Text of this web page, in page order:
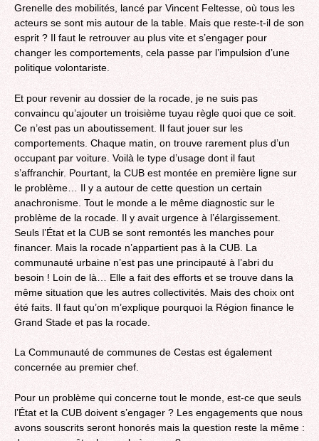
Grenelle des mobilités, lancé par Vincent Feltesse, où tous les
acteurs se sont mis autour de la table. Mais que reste-t-il de son
esprit ? Il faut le retrouver au plus vite et s’engager pour
changer les comportements, cela passe par l’impulsion d’une
politique volontariste.
Et pour revenir au dossier de la rocade, je ne suis pas
convaincu qu’ajouter un troisième tuyau règle quoi que ce soit.
Ce n’est pas un aboutissement. Il faut jouer sur les
comportements. Chaque matin, on trouve rarement plus d’un
occupant par voiture. Voilà le type d’usage dont il faut
s’affranchir. Pourtant, la CUB est montée en première ligne sur
le problème… Il y a autour de cette question un certain
anachronisme. Tout le monde a le même diagnostic sur le
problème de la rocade. Il y avait urgence à l’élargissement.
Seuls l’État et la CUB se sont remontés les manches pour
financer. Mais la rocade n’appartient pas à la CUB. La
communauté urbaine n’est pas une principauté à l’abri du
besoin ! Loin de là… Elle a fait des efforts et se trouve dans la
même situation que les autres collectivités. Mais des choix ont
été faits. Il faut qu’on m’explique pourquoi la Région finance le
Grand Stade et pas la rocade.
La Communauté de communes de Cestas est également
concernée au premier chef.
Pour un problème qui concerne tout le monde, est-ce que seuls
l’État et la CUB doivent s’engager ? Les engagements que nous
avons souscrits seront honorés mais la question reste la même :